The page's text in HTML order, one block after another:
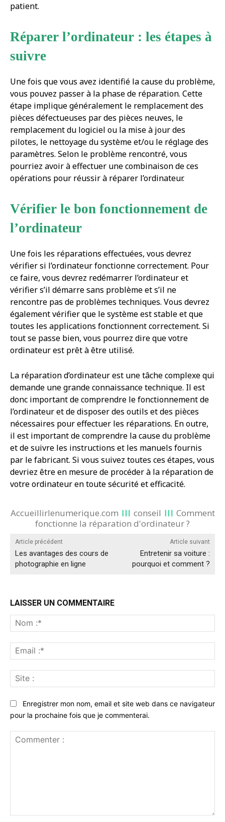
patient.
Réparer l’ordinateur : les étapes à
suivre
Une fois que vous avez identifié la cause du problème,
vous pouvez passer à la phase de réparation. Cette
étape implique généralement le remplacement des
pièces défectueuses par des pièces neuves, le
remplacement du logiciel ou la mise à jour des
pilotes, le nettoyage du système et/ou le réglage des
paramètres. Selon le problème rencontré, vous
pourriez avoir à effectuer une combinaison de ces
opérations pour réussir à réparer l’ordinateur.
Vérifier le bon fonctionnement de
l’ordinateur
Une fois les réparations effectuées, vous devrez
vérifier si l’ordinateur fonctionne correctement. Pour
ce faire, vous devrez redémarrer l’ordinateur et
vérifier s’il démarre sans problème et s’il ne
rencontre pas de problèmes techniques. Vous devrez
également vérifier que le système est stable et que
toutes les applications fonctionnent correctement. Si
tout se passe bien, vous pourrez dire que votre
ordinateur est prêt à être utilisé.
La réparation d’ordinateur est une tâche complexe qui
demande une grande connaissance technique. Il est
donc important de comprendre le fonctionnement de
l’ordinateur et de disposer des outils et des pièces
nécessaires pour effectuer les réparations. En outre,
il est important de comprendre la cause du problème
et de suivre les instructions et les manuels fournis
par le fabricant. Si vous suivez toutes ces étapes, vous
devriez être en mesure de procéder à la réparation de
votre ordinateur en toute sécurité et efficacité.
Accueillirlenumerique.com conseil
Comment
fonctionne la réparation d'ordinateur ?
Article précédent
Les avantages des cours de
photographie en ligne
Article suivant
Entretenir sa voiture :
pourquoi et comment ?
LAISSER UN COMMENTAIRE
:*
:*
:
Enregistrer mon nom, email et site web dans ce navigateur
pour la prochaine fois que je commenterai.